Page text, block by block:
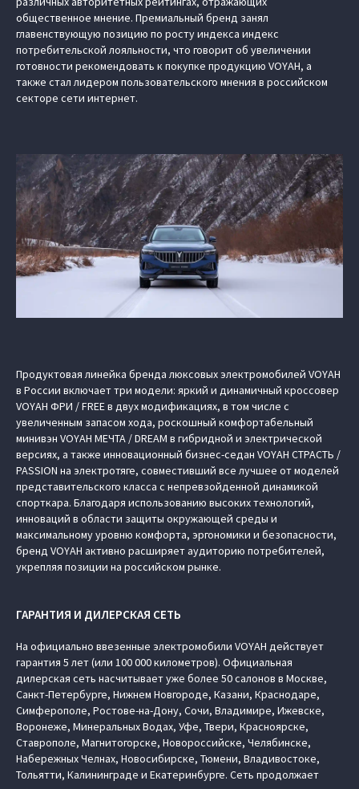
общественное мнение. Премиальный бренд занял
главенствующую позицию по росту индекса индекс
потребительской лояльности, что говорит об увеличении
готовности рекомендовать к покупке продукцию VOYAH, а
также стал лидером пользовательского мнения в российском
секторе сети интернет.
Продуктовая линейка бренда люксовых электромобилей VOYAH
в России включает три модели: яркий и динамичный кроссовер
VOYAH ФРИ / FREE в двух модификациях, в том числе с
увеличенным запасом хода, роскошный комфортабельный
минивэн VOYAH МЕЧТА / DREAM в гибридной и электрической
версиях, а также инновационный бизнес-седан VOYAH СТРАСТЬ /
PASSION на электротяге, совместивший все лучшее от моделей
представительского класса с непревзойденной динамикой
спорткара. Благодаря использованию высоких технологий,
инноваций в области защиты окружающей среды и
максимальному уровню комфорта, эргономики и безопасности,
бренд VOYAH активно расширяет аудиторию потребителей,
укрепляя позиции на российском рынке.
ГАРАНТИЯ И ДИЛЕРСКАЯ СЕТЬ
На официально ввезенные электромобили VOYAH действует
гарантия 5 лет (или 100 000 километров). Официальная
дилерская сеть насчитывает уже более 50 салонов в Москве,
Санкт-Петербурге, Нижнем Новгороде, Казани, Краснодаре,
Симферополе, Ростове-на-Дону, Сочи, Владимире, Ижевске,
Воронеже, Минеральных Водах, Уфе, Твери, Красноярске,
Ставрополе, Магнитогорске, Новороссийске, Челябинске,
Набережных Челнах, Новосибирске, Тюмени, Владивостоке,
Тольятти, Калининграде и Екатеринбурге. Сеть продолжает